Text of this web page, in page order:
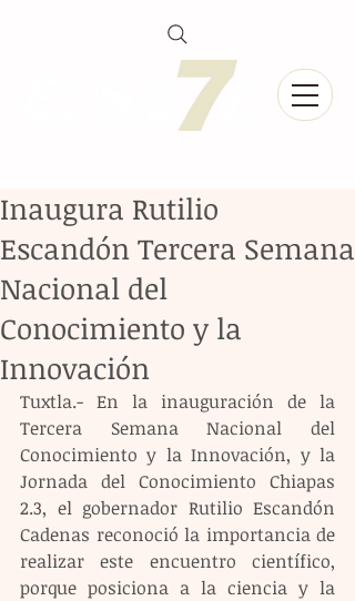
Inaugura Rutilio
Escandón Tercera Semana
Nacional del
Conocimiento y la
Innovación
Tuxtla.- En la inauguración de la
Tercera Semana Nacional del
Conocimiento y la Innovación, y la
Jornada del Conocimiento Chiapas
2.3, el gobernador Rutilio Escandón
Cadenas reconoció la importancia de
realizar este encuentro científico,
porque posiciona a la ciencia y la